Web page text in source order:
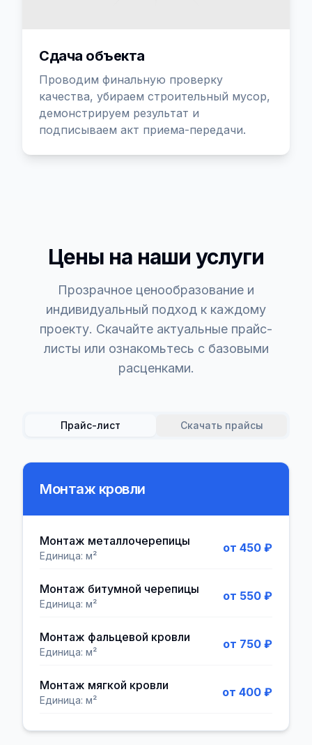
Сдача объекта
Проводим финальную проверку
качества, убираем строительный мусор,
демонстрируем результат и
подписываем акт приема-передачи.
Цены на наши услуги
Прозрачное ценообразование и
индивидуальный подход к каждому
проекту. Скачайте актуальные прайс-
листы или ознакомьтесь с базовыми
расценками.
Прайс-лист Скачать прайсы
Монтаж кровли
Монтаж металлочерепицы
Единица: м²
от 450 ₽
Монтаж битумной черепицы
Единица: м²
от 550 ₽
Монтаж фальцевой кровли
Единица: м²
от 750 ₽
Монтаж мягкой кровли
Единица: м²
от 400 ₽